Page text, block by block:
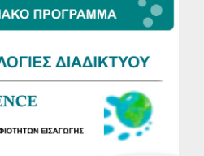
Διδακτορικού
ορίζεται σε τρία (3)
εκπόνηση της διπλωματικής
συνολικά για τη φοίτηση
είναι 5 εξαμήνων (4
και μέγιστη 9 ακαδημαϊκά